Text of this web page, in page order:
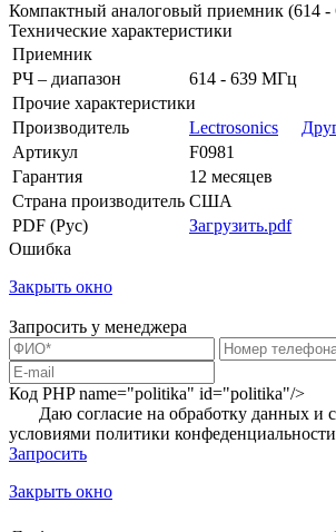
Компактный аналоговый приемник (614
Технические характеристики
Приемник
РЧ – диапазон
614 - 639 МГц
Прочие характеристики
Производитель
Lectrosonics
Артикул
F0981
Гарантия
12 месяцев
Страна производитель США
PDF (Рус)
Загрузить.pdf
Ошибка
Закрыть окно
Запросить у менеджера
Код PHPname="politika" id="politika"/>
Даю согласие на обработку данных и
условиями политики конфеденциальности
Запросить
Закрыть окно